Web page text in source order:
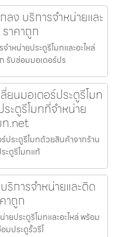
ง บริการจำหน่ายและ
าคาถูก
หน่ายประตูรีโมทและอะไหล่
รับซ่อมมอเตอร์ปร
ยนมอเตอร์ประตูรีโมท
ะตูรีโมทที่จำหน่าย
ท.net
ประตูรีโมทด้วยสินค้าจากร้าน
ะตูรีโมทแท้
การจำหน่ายและติด
าถูก
ยประตูรีโมทและอะไหล่ พร้อม
มประตูรั้วรีโ